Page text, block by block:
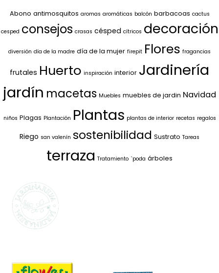
Abono antimosquitos aromas aromáticas balcón barbacoas cactus
cesped consejos crasas césped cítricos decoración
diversión día de la madre día de la mujer firepit Flores fragancias
frutales Huerto inspiración interior Jardinería
jardín macetas Muebles muebles de jardin Navidad
niños Plagas Plantación Plantas plantas de interior recetas regalos
Riego san valenín sostenibilidad Sustrato Tareas
terraza Tratamiento `poda árboles